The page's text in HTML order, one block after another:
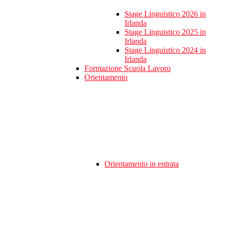
Stage Linguistico 2026 in
Irlanda
Stage Linguistico 2025 in
Irlanda
Stage Linguistico 2024 in
Irlanda
Formazione Scuola Lavoro
Orientamento
Orientamento in entrata